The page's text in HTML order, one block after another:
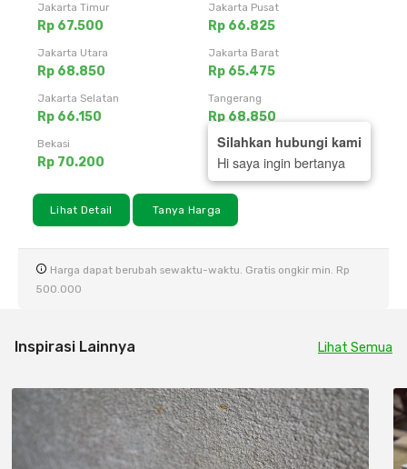
Jakarta Timur
Rp 67.500
Jakarta Pusat
Rp 66.825
Jakarta Utara
Rp 68.850
Jakarta Barat
Rp 65.475
Jakarta Selatan
Rp 66.150
Tangerang
Rp 68.850
Bekasi
Rp 70.200
Depok
Rp 66.825
Lihat Detail Tanya Harga
Harga dapat berubah sewaktu-waktu. Gratis ongkir min. Rp
500.000
Inspirasi Lainnya Lihat Semua
Silahkan hubungi kami
Hi saya ingin bertanya